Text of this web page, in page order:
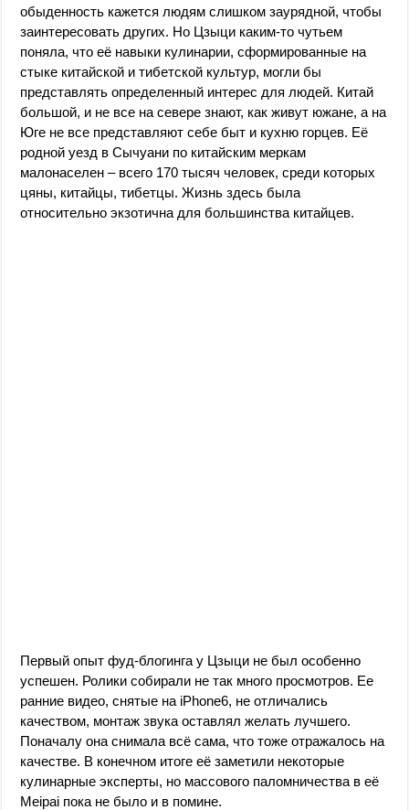
обыденность кажется людям слишком заурядной, чтобы
заинтересовать других. Но Цзыци каким-то чутьем
поняла, что её навыки кулинарии, сформированные на
стыке китайской и тибетской культур, могли бы
представлять определенный интерес для людей. Китай
большой, и не все на севере знают, как живут южане, а на
Юге не все представляют себе быт и кухню горцев. Её
родной уезд в Сычуани по китайским меркам
малонаселен – всего 170 тысяч человек, среди которых
цяны, китайцы, тибетцы. Жизнь здесь была
относительно экзотична для большинства китайцев.
Первый опыт фуд-блогинга у Цзыци не был особенно
успешен. Ролики собирали не так много просмотров. Ее
ранние видео, снятые на iPhone6, не отличались
качеством, монтаж звука оставлял желать лучшего.
Поначалу она снимала всё сама, что тоже отражалось на
качестве. В конечном итоге её заметили некоторые
кулинарные эксперты, но массового паломничества в её
Meipai пока не было и в помине.